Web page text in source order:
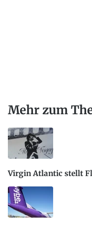
Mehr zum
Virgin Atlantic stellt